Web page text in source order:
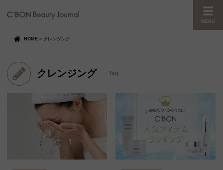
MENU
HOME » クレンジング
クレンジング Tag